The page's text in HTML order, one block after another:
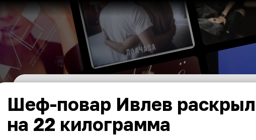
Шеф-повар Ивлев раскрыл
на 22 килограмма